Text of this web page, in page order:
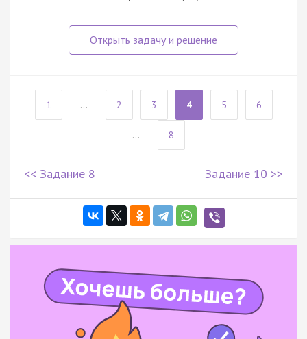
1 ... 2 3 4 5 6
... 8
<< Задание 8 Задание 10 >>